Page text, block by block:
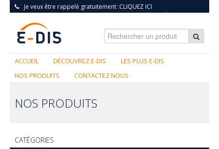
Je veux être rappelé gratuitement :CLIQUEZ ICI
S'INSCRIRE|CONNEXION
ACCUEIL DÉCOUVREZ E-DIS
LES PLUS E-DIS
NOS PRODUITS
CONTACTEZ NOUS
NOS PRODUITS
CATÉGORIES